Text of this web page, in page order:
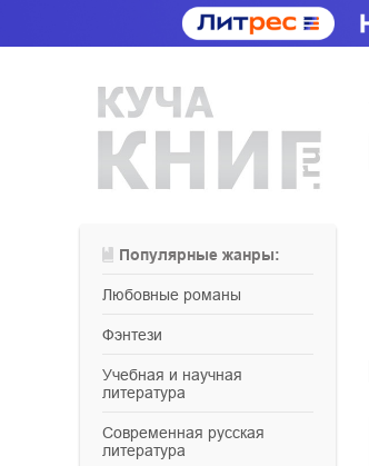
Популярные жанры:
любовные романы
фэнтези
учебная и научная
литература
современная русская
литература